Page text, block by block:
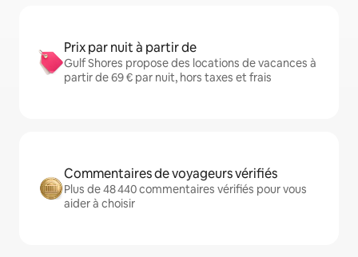
Prix par nuit à partir de
Gulf Shores propose des locations de vacances à
partir de 69 € par nuit, hors taxes et frais
Commentaires de voyageurs vérifiés
Plus de 48 440 commentaires vérifiés pour vous
aider à choisir